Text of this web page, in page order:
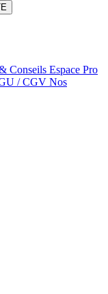
Conseils Espace Pro
/ CGV Nos